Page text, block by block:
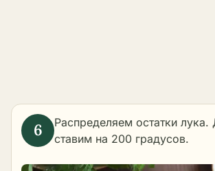
Распределяем остатки лука.
ставим на 200 градусов.